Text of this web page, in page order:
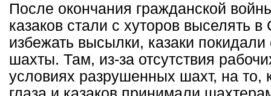
После окончания гражданской
казаков стали с хуторов выселять
избежать высылки, казаки
шахты. Там, из-за отсутствия
условиях разрушенных шахт, на то,